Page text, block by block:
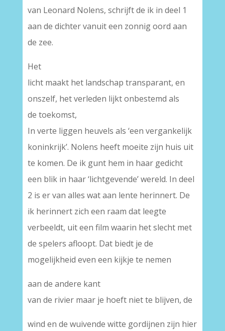
van Leonard Nolens, schrijft de ik in deel 1
aan de dichter vanuit een zonnig oord aan
de zee.
Het
licht maakt het landschap transparant, en
onszelf, het verleden lijkt onbestemd als
de toekomst,
In verte liggen heuvels als ‘een vergankelijk
koninkrijk’. Nolens heeft moeite zijn huis uit
te komen. De ik gunt hem in haar gedicht
een blik in haar ‘lichtgevende’ wereld. In deel
2 is er van alles wat aan lente herinnert. De
ik herinnert zich een raam dat leegte
verbeeldt, uit een film waarin het slecht met
de spelers afloopt. Dat biedt je de
mogelijkheid even een kijkje te nemen
aan de andere kant
van de rivier maar je hoeft niet te blijven, de
wind en de wuivende witte gordijnen zijn hier